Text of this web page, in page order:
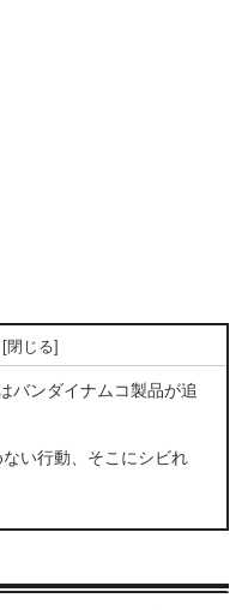
バンダイナムコ製品が追
い行動、そこにシビれ